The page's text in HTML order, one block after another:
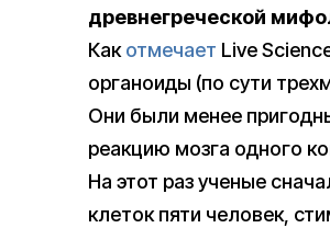
древнегреческой
Какотмечает Live
органоиды (по сути
Они были менее
реакцию мозга одного
На этот раз ученые
клеток пяти человек,